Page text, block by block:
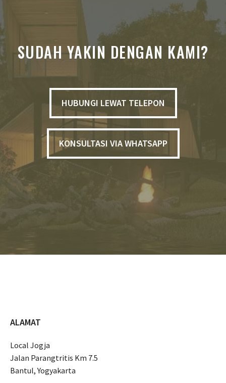
SUDAH YAKIN DENGAN KAMI?
HUBUNGI LEWAT TELEPON
KONSULTASI VIA WHATSAPP
ALAMAT
Local Jogja
Jalan Parangtritis Km 7.5
Bantul, Yogyakarta